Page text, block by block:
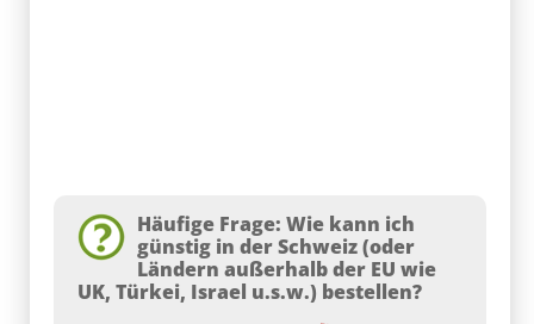
Häufige Frage: Wie kann ich
günstig in der Schweiz (oder
Ländern außerhalb der EU wie
UK, Türkei, Israel u.s.w.) bestellen?